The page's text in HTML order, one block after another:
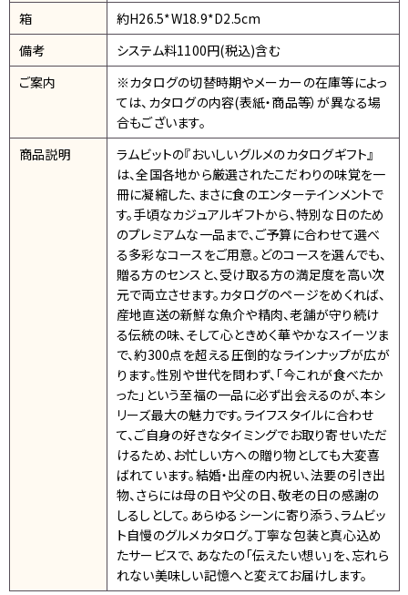
箱
約H26.5*W18.9*D2.5cm
備考
システム料1100円(税込)含む
ご案内
※カタログの切替時期やメーカーの在庫等によっ
ては、カタログの内容(表紙・商品等）が異なる場
合もございます。
商品説明
ラムビットの『おいしいグルメのカタログギフト』
は、全国各地から厳選されたこだわりの味覚を一
冊に凝縮した、まさに食のエンターテインメントで
す。手頃なカジュアルギフトから、特別な日のため
のプレミアムな一品まで、ご予算に合わせて選べ
る多彩なコースをご用意。どのコースを選んでも、
贈る方のセンスと、受け取る方の満足度を高い次
元で両立させます。カタログのページをめくれば、
産地直送の新鮮な魚介や精肉、老舗が守り続け
る伝統の味、そして心ときめく華やかなスイーツま
で、約300点を超える圧倒的なラインナップが広が
ります。性別や世代を問わず、「今これが食べたか
った」という至福の一品に必ず出会えるのが、本シ
リーズ最大の魅力です。ライフスタイルに合わせ
て、ご自身の好きなタイミングでお取り寄せいただ
けるため、お忙しい方への贈り物としても大変喜
ばれています。結婚・出産の内祝い、法要の引き出
物、さらには母の日や父の日、敬老の日の感謝の
しるしとして。あらゆるシーンに寄り添う、ラムビッ
ト自慢のグルメカタログ。丁寧な包装と真心込め
たサービスで、あなたの「伝えたい想い」を、忘れら
れない美味しい記憶へと変えてお届けします。